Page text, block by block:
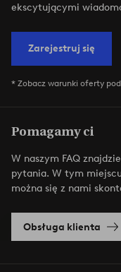
ekscytującymi
Zarejestruj się
* Zobacz warunki oferty
Pomagamy ci
W naszym FAQ
pytania. W tym
można się z nami
Obsługa klienta